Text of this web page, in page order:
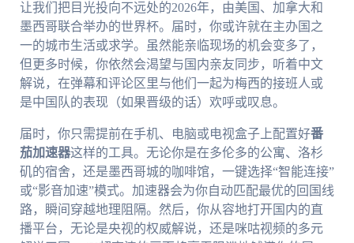
让我们把目光投向不远处的2026年，由美国、加拿大和
墨西哥联合举办的世界杯。届时，你或许就在主办国之
一的城市生活或求学。虽然能亲临现场的机会变多了，
但更多时候，你依然会渴望与国内亲友同步，听着中文
解说，在弹幕和评论区里与他们一起为梅西的接班人或
是中国队的表现（如果晋级的话）欢呼或叹息。
届时，你只需提前在手机、电脑或电视盒子上配置好番
茄加速器这样的工具。无论你是在多伦多的公寓、洛杉
矶的宿舍，还是墨西哥城的咖啡馆，一键选择“智能连接”
或“影音加速”模式。加速器会为你自动匹配最优的回国线
路，瞬间穿越地理阻隔。然后，你从容地打开国内的直
播平台，无论是央视的权威解说，还是咪咕视频的多元